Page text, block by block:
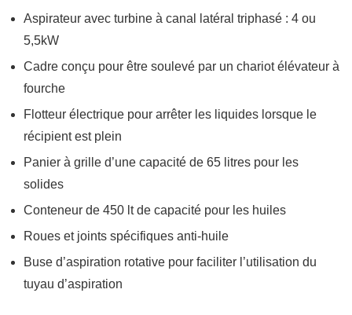
Aspirateur avec turbine à canal latéral triphasé : 4 ou
5,5kW
Cadre conçu pour être soulevé par un chariot élévateur à
fourche
Flotteur électrique pour arrêter les liquides lorsque le
récipient est plein
Panier à grille d’une capacité de 65 litres pour les
solides
Conteneur de 450 lt de capacité pour les huiles
Roues et joints spécifiques anti-huile
Buse d’aspiration rotative pour faciliter l’utilisation du
tuyau d’aspiration